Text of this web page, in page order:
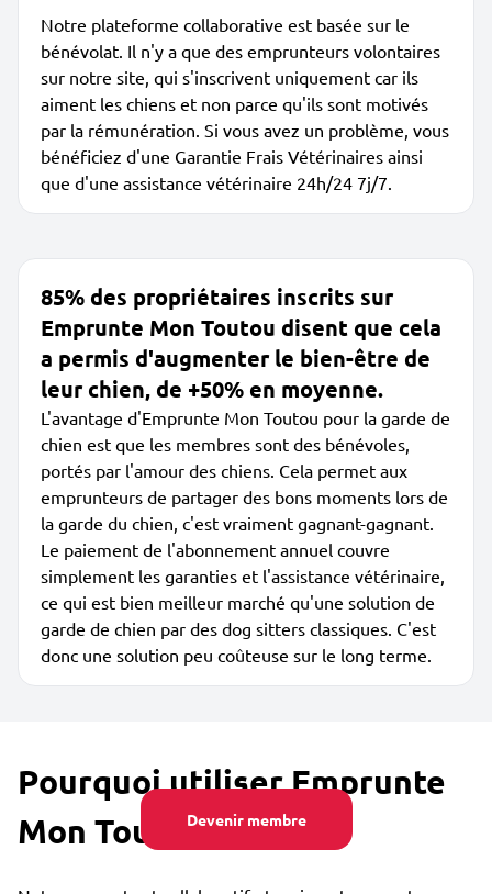
Devenir membre
Notre plateforme collaborative est basée sur le
bénévolat. Il n'y a que des emprunteurs volontaires
sur notre site, qui s'inscrivent uniquement car ils
aiment les chiens et non parce qu'ils sont motivés
par la rémunération. Si vous avez un problème, vous
bénéficiez d'une Garantie Frais Vétérinaires ainsi
que d'une assistance vétérinaire 24h/24 7j/7.
85% des propriétaires inscrits sur
Emprunte Mon Toutou disent que cela
a permis d'augmenter le bien-être de
leur chien, de +50% en moyenne.
L'avantage d'Emprunte Mon Toutou pour la garde de
chien est que les membres sont des bénévoles,
portés par l'amour des chiens. Cela permet aux
emprunteurs de partager des bons moments lors de
la garde du chien, c'est vraiment gagnant-gagnant.
Le paiement de l'abonnement annuel couvre
simplement les garanties et l'assistance vétérinaire,
ce qui est bien meilleur marché qu'une solution de
garde de chien par des dog sitters classiques. C'est
donc une solution peu coûteuse sur le long terme.
Pourquoi utiliser Emprunte
Mon Toutou ?